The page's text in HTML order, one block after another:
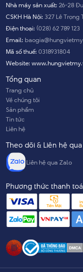
Nhà máy sản xuất: 26-28
CSKH Hà Nội: 327 Lê Trọng
Điện thoại: (028) 62 789 123
Email:
Mã số thuế: 0318931804
Website:
Tổng quan
Trang chủ
Về chúng tôi
Sản phẩm
Tin tức
Liên hệ
Theo dõi & Liên hệ qua
Liên hệ qua Zalo
Phương thức thanh